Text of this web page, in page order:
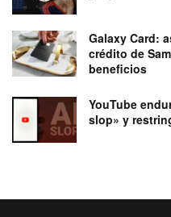
Galaxy Card:
crédito de
beneficios
YouTube
slop» y